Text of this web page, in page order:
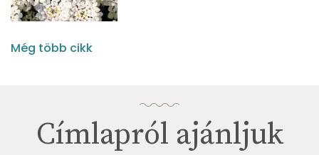
Még több cikk
Címlapról ajánljuk